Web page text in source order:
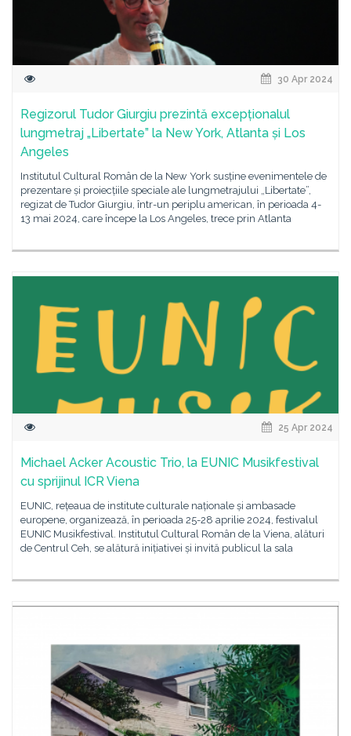
30 Apr 2024
Regizorul Tudor Giurgiu prezintă excepționalul
lungmetraj „Libertate” la New York, Atlanta și Los
Angeles
Institutul Cultural Român de la New York susține evenimentele de
prezentare și proiecțiile speciale ale lungmetrajului „Libertate”,
regizat de Tudor Giurgiu, într-un periplu american, în perioada 4-
13 mai 2024, care începe la Los Angeles, trece prin Atlanta
25 Apr 2024
Michael Acker Acoustic Trio, la EUNIC Musikfestival
cu sprijinul ICR Viena
EUNIC, rețeaua de institute culturale naționale și ambasade
europene, organizează, în perioada 25-28 aprilie 2024, festivalul
EUNIC Musikfestival. Institutul Cultural Român de la Viena, alături
de Centrul Ceh, se alătură inițiativei și invită publicul la sala